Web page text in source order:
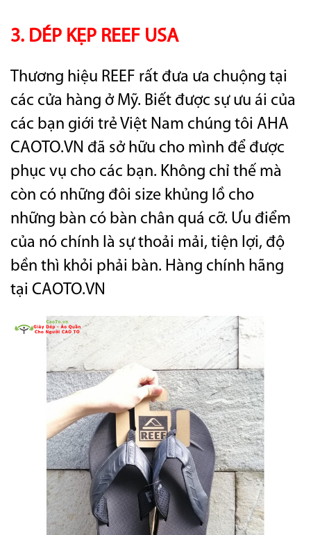
3. DÉP KẸP REEF USA
Thương hiệu REEF rất đưa ưa chuộng tại
các cửa hàng ở Mỹ. Biết được sự ưu ái của
các bạn giới trẻ Việt Nam chúng tôi AHA
CAOTO.VN đã sở hữu cho mình để được
phục vụ cho các bạn. Không chỉ thế mà
còn có những đôi size khủng lồ cho
những bàn có bàn chân quá cỡ. Ưu điểm
của nó chính là sự thoải mải, tiện lợi, độ
bền thì khỏi phải bàn. Hàng chính hãng
tại CAOTO.VN